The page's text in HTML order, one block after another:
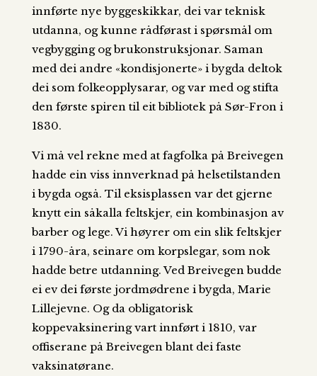
innførte nye byggeskikkar, dei var teknisk
utdanna, og kunne rådførast i spørsmål om
vegbygging og brukonstruksjonar. Saman
med dei andre «kondisjonerte» i bygda deltok
dei som folkeopplysarar, og var med og stifta
den første spiren til eit bibliotek på Sør-Fron i
1830.
Vi må vel rekne med at fagfolka på Breivegen
hadde ein viss innverknad på helsetilstanden
i bygda også. Til eksisplassen var det gjerne
knytt ein såkalla feltskjer, ein kombinasjon av
barber og lege. Vi høyrer om ein slik feltskjer
i 1790-åra, seinare om korpslegar, som nok
hadde betre utdanning. Ved Breivegen budde
ei ev dei første jordmødrene i bygda, Marie
Lillejevne. Og da obligatorisk
koppevaksinering vart innført i 1810, var
offiserane på Breivegen blant dei faste
vaksinatørane.